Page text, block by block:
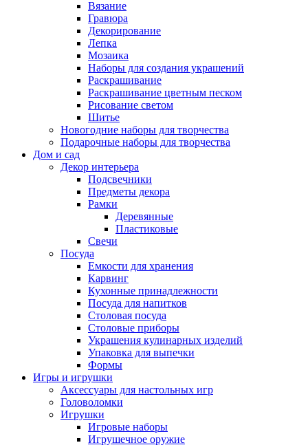
Вязание
Гравюра
Декорирование
Лепка
Мозаика
Наборы для создания украшений
Раскрашивание
Раскрашивание цветным песком
Рисование светом
Шитье
Новогодние наборы для творчества
Подарочные наборы для творчества
Дом и сад
Декор интерьера
Подсвечники
Предметы декора
Рамки
Деревянные
Пластиковые
Свечи
Посуда
Емкости для хранения
Карвинг
Кухонные принадлежности
Посуда для напитков
Столовая посуда
Столовые приборы
Украшения кулинарных изделий
Упаковка для выпечки
Формы
Игры и игрушки
Аксессуары для настольных игр
Головоломки
Игрушки
Игровые наборы
Игрушечное оружие